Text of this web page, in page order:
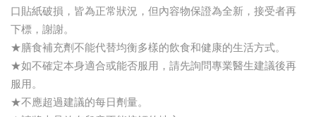
口貼紙破損，皆為正常狀況，但內容物保證為全新，接受者再
下標，謝謝。
★膳食補充劑不能代替均衡多樣的飲食和健康的生活方式。
★如不確定本身適合或能否服用，請先詢問專業醫生建議後再
服用。
★不應超過建議的每日劑量。